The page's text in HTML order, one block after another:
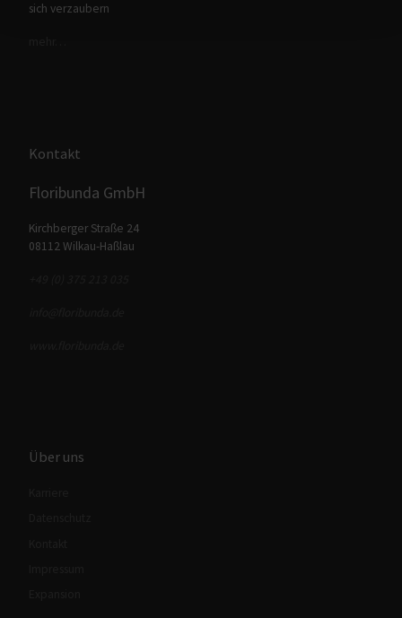
sich verzaubern
Kontakt
Floribunda GmbH
Kirchberger Straße 24
08112 Wilkau-Haßlau
Über uns